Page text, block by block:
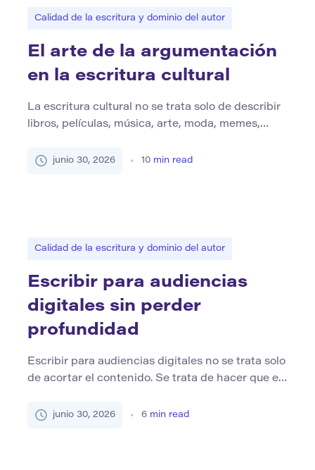
Calidad de la escritura y dominio del autor
El arte de la argumentación
en la escritura cultural
La escritura cultural no se trata solo de describir
libros, películas, música, arte, moda, memes,
cultural fuerte hace más que decir qué sucedió o
junio 30, 2026 10 min read
Calidad de la escritura y dominio del autor
Escribir para audiencias
digitales sin perder
profundidad
Escribir para audiencias digitales no se trata solo
de acortar el contenido. Se trata de hacer que el
seguir y aún vale la pena leerlo. Los lectores en
junio 30, 2026 6 min read